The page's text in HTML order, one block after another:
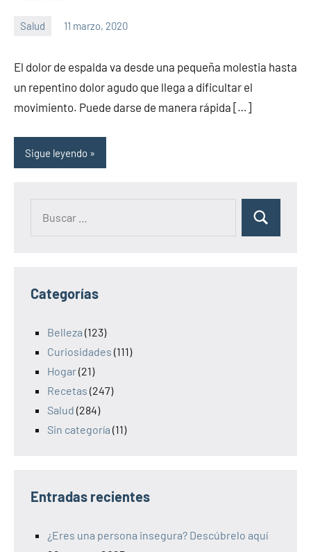
Salud 11 marzo, 2020
la
salud
comentarios
El dolor de espalda va desde una pequeña molestia hasta
un repentino dolor agudo que llega a dificultar el
movimiento. Puede darse de manera rápida […]
Sigue leyendo
Categorías
Belleza (123)
Curiosidades (111)
Hogar(21)
Recetas (247)
Salud (284)
Sin categoría (11)
Entradas recientes
¿Eres una persona insegura? Descúbrelo aquí